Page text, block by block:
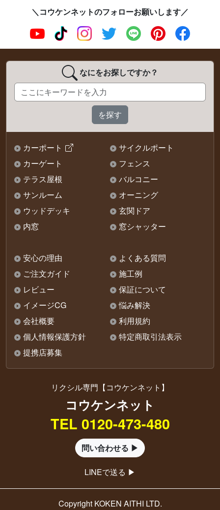
＼コウケンネットのフォローお願いします／
なにをお探しですか？
カーポート
サイクルポート
カーゲート
フェンス
テラス屋根
バルコニー
サンルーム
オーニング
ウッドデッキ
玄関ドア
内窓
窓シャッター
安心の理由
よくある質問
ご注文ガイド
施工例
レビュー
保証について
イメージCG
悩み解決
会社概要
利用規約
個人情報保護方針
特定商取引法表示
提携店募集
リクシル専門【コウケンネット】
コウケンネット
TEL 0120-473-480
問い合わせる ▶
LINEで送る ▶
Copyright KOKEN AITHI LTD.